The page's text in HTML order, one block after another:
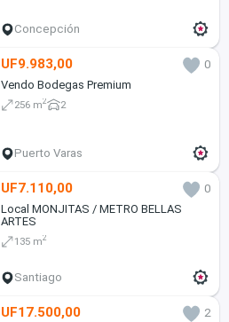
Concepción
UF9.983,00
0
Vendo Bodegas Premium
256 m2 2
Puerto Varas
UF7.110,00
0
Local MONJITAS / METRO BELLAS
ARTES
135 m2
Santiago
UF17.500,00
2